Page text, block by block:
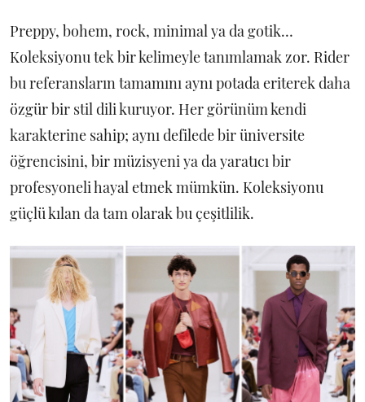
Preppy, bohem, rock, minimal ya da gotik…
Koleksiyonu tek bir kelimeyle tanımlamak zor. Rider
bu referansların tamamını aynı potada eriterek daha
özgür bir stil dili kuruyor. Her görünüm kendi
karakterine sahip; aynı defilede bir üniversite
öğrencisini, bir müzisyeni ya da yaratıcı bir
profesyoneli hayal etmek mümkün. Koleksiyonu
güçlü kılan da tam olarak bu çeşitlilik.